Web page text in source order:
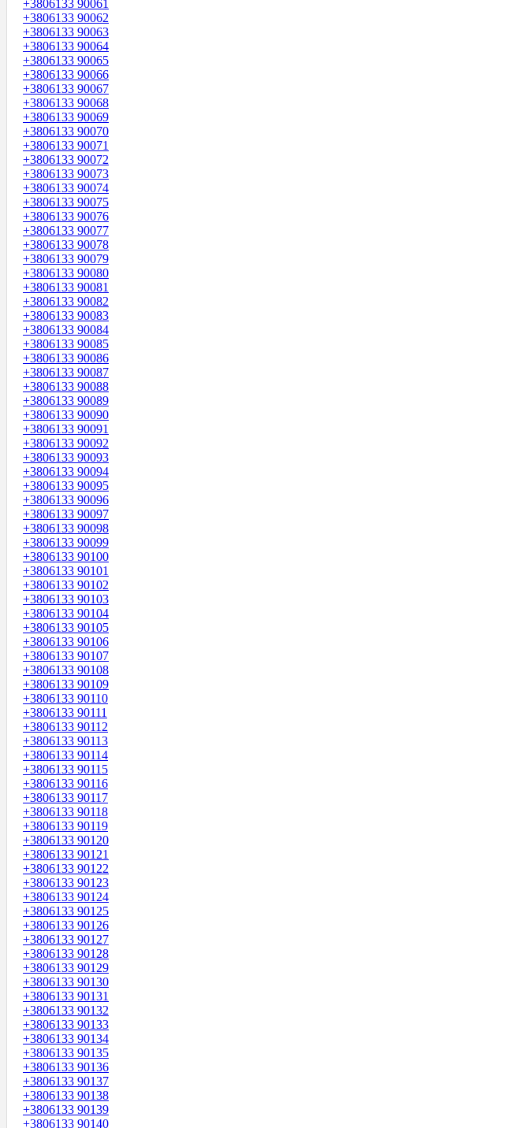
+3806133 90061
+3806133 90062
+3806133 90063
+3806133 90064
+3806133 90065
+3806133 90066
+3806133 90067
+3806133 90068
+3806133 90069
+3806133 90070
+3806133 90071
+3806133 90072
+3806133 90073
+3806133 90074
+3806133 90075
+3806133 90076
+3806133 90077
+3806133 90078
+3806133 90079
+3806133 90080
+3806133 90081
+3806133 90082
+3806133 90083
+3806133 90084
+3806133 90085
+3806133 90086
+3806133 90087
+3806133 90088
+3806133 90089
+3806133 90090
+3806133 90091
+3806133 90092
+3806133 90093
+3806133 90094
+3806133 90095
+3806133 90096
+3806133 90097
+3806133 90098
+3806133 90099
+3806133 90100
+3806133 90101
+3806133 90102
+3806133 90103
+3806133 90104
+3806133 90105
+3806133 90106
+3806133 90107
+3806133 90108
+3806133 90109
+3806133 90110
+3806133 90111
+3806133 90112
+3806133 90113
+3806133 90114
+3806133 90115
+3806133 90116
+3806133 90117
+3806133 90118
+3806133 90119
+3806133 90120
+3806133 90121
+3806133 90122
+3806133 90123
+3806133 90124
+3806133 90125
+3806133 90126
+3806133 90127
+3806133 90128
+3806133 90129
+3806133 90130
+3806133 90131
+3806133 90132
+3806133 90133
+3806133 90134
+3806133 90135
+3806133 90136
+3806133 90137
+3806133 90138
+3806133 90139
+3806133 90140